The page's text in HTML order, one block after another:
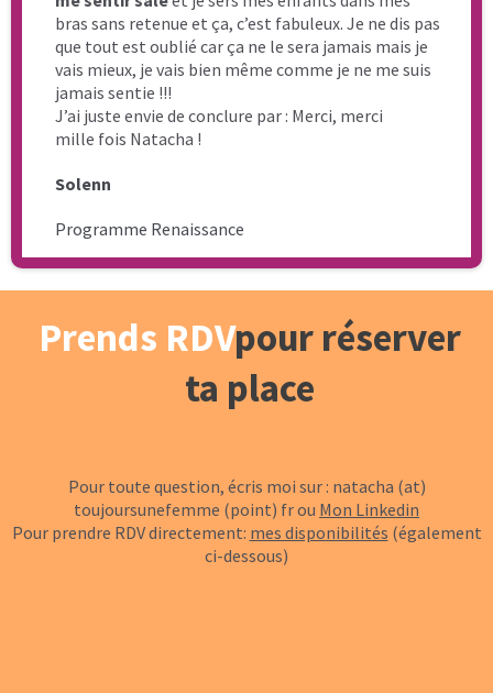
Qui je suis?
Je suis Natacha Huguet-Millot et ce que